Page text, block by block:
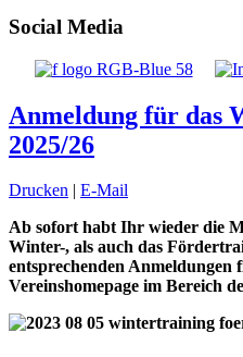
Social Media
Anmeldung für das
2025/26
Drucken
E-Mail
Ab sofort habt Ihr wieder die
Winter-, als auch das
entsprechenden
Vereinshomepage im Bereich